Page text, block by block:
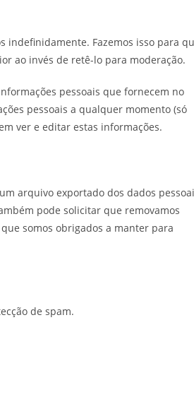
indefinidamente. Fazemos isso para
ao invés de retê-lo para moderação.
pessoais que fornecem no
pessoais a qualquer momento (só
ver e editar estas informações.
arquivo exportado dos dados
pode solicitar que removamos
somos obrigados a manter para
de spam.